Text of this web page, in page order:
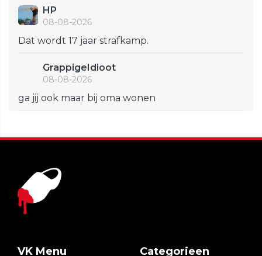
HP
08-08-2026
Dat wordt 17 jaar strafkamp.
GrappigeIdioot
08-08-2026
ga jij ook maar bij oma wonen
VK Menu Categorieen